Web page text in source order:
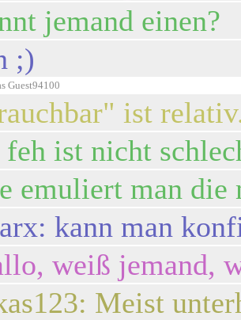
jemand einen?
;)
Guest94100
ist
feh ist nicht
emuliert man die
kann man
weiß jemand,
Meist